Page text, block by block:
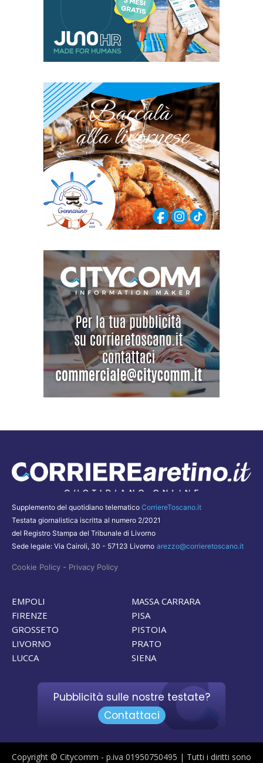
Supplemento del quotidiano telematico CorriereToscano.it
Testata giornalistica iscritta al numero 2/2021
del Registro Stampa del Tribunale di Livorno
Sede legale: Via Cairoli, 30 - 57123 Livorno arezzo@corrieretoscano.it
Cookie Policy - Privacy Policy
EMPOLI
FIRENZE
GROSSETO
LIVORNO
LUCCA
MASSA CARRARA
PISA
PISTOIA
PRATO
SIENA
Pubblicità sulle nostre testate?
Contattaci
Copyright © Citycomm - p.iva 01950750495 | Tutti i diritti sono